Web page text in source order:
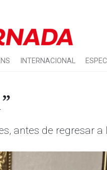
INTERNACIONAL
antes de regresar a